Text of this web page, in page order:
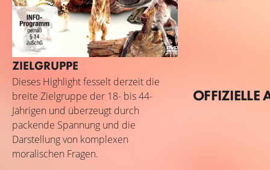
ZIELGRUPPE
Dieses Highlight fesselt derzeit die
breite Zielgruppe der 18- bis 44-
Jährigen und überzeugt durch
packende Spannung und die
Darstellung von komplexen
moralischen Fragen.
"Ordnungshüter"
OFFIZIELLE